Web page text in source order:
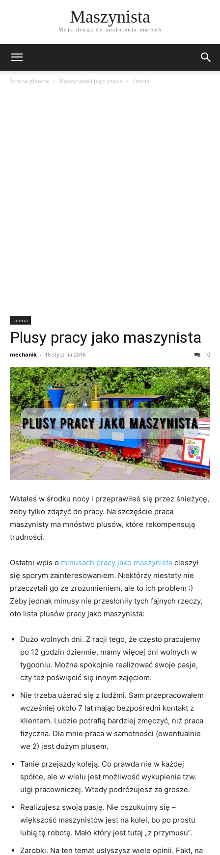
Maszynista
Moja droga do spełnienia marzeń
Strona główna Maszynista i jego praca Teoria
Teoria
Plusy pracy jako maszynista
mechanik - 16 stycznia 2016 10
Wstałeś w środku nocy i przeprawiłeś się przez śnieżycę,
żeby tylko zdążyć do pracy. Na szczęście praca
maszynisty ma mnóstwo plusów, które rekompensują
trudności.
Ostatni wpis o minusach pracy jako maszynista cieszył
się sporym zainteresowaniem. Niektórzy niestety nie
przeczytali go ze zrozumieniem, ale to ich problem :)
Żeby jednak minusy nie przesłoniły tych fajnych rzeczy,
oto lista plusów pracy jako maszynista:
Dużo wolnych dni. Z racji tego, że często pracujemy
po 12 godzin dziennie, mamy więcej dni wolnych w
tygodniu. Można spokojnie realizować swoje pasje,
czy też poświęcić się innym zajęciom.
Nie trzeba użerać się z ludźmi. Sam przepracowałem
wcześniej około 7 lat mając bezpośredni kontakt z
klientem. Ludzie potrafią bardziej zmęczyć, niż praca
fizyczna. Dla mnie praca w samotności (ewentualnie
we 2) jest dużym plusem.
Tanie przejazdy koleją. Co prawda nie w każdej
spółce, ale w wielu jest możliwość wykupienia tzw.
ulgi pracowniczej. Wtedy podróżujesz za grosze.
Realizujesz swoją pasję. Nie oszukujmy się –
większość maszynistów jest na kolei, bo po prostu
lubią tę robotę. Mało który jest tutaj „z przymusu”.
Zarobki. Na ten temat usłyszysz wiele opinii. Fakt, na